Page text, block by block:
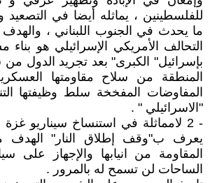
للفلسطينين ، يماثله أيضا في التصعيد
ما يحدث في الجنوب اللبناني ،
التحالف الأمريكي الإسرائيلي هو
بإسرائيل" الكبرى" بعد تجريد الدول
المنطقة من سلاح مقاومتها
المفاوضات المفخخة سلط وظيفتها
"الاسرائيلي " .
- 2 لامماثلة في استنساخ سيناريو
يعرف ب"وقف إطلاق النار" الهدف
المقاومة من انيابها والإجهاز على
الساحات لن تسمح له بالمرور .